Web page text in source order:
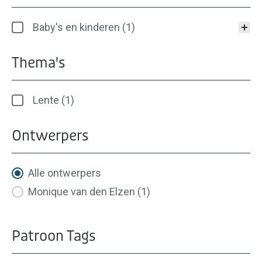
Categorieën
Baby's en kinderen (1)
Thema's
Thema's
Lente (1)
Ontwerpers
Ontwerpers
Alle ontwerpers
Monique van den Elzen (1)
Patroon Tags